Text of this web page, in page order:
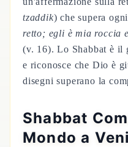
tzaddik) che supera
retto; egli è mia roccia
(v. 16). Lo Shabbat è il
e riconosce che Dio è
disegni superano la
Shabbat
Mondo a